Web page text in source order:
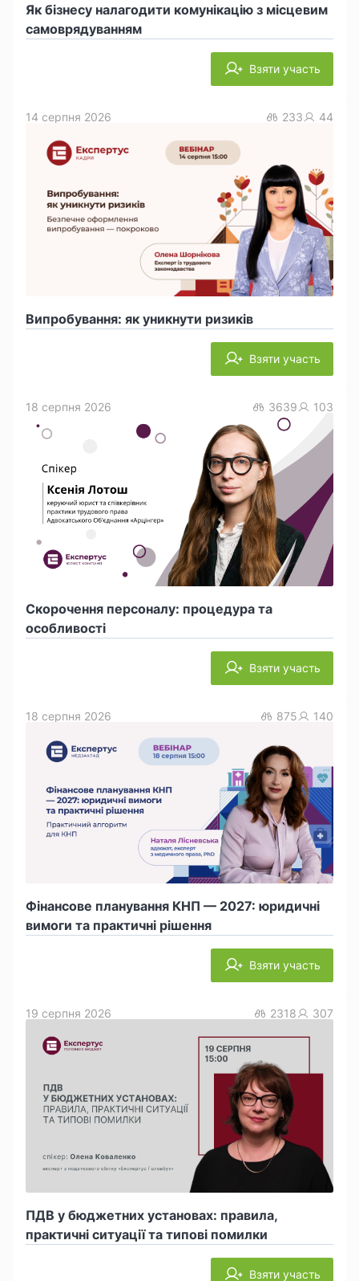
Як бізнесу налагодити комунікацію з місцевим
самоврядуванням
Взяти участь
Випробування: як уникнути ризиків
14 серпня 2026 233 44
Взяти участь
Скорочення персоналу: процедура та
особливості
18 серпня 2026 3639 103
Взяти участь
Фінансове планування КНП — 2027: юридичні
вимоги та практичні рішення
18 серпня 2026 875 140
Взяти участь
ПДВ у бюджетних установах: правила,
практичні ситуації та типові помилки
19 серпня 2026 2318 307
Взяти участь